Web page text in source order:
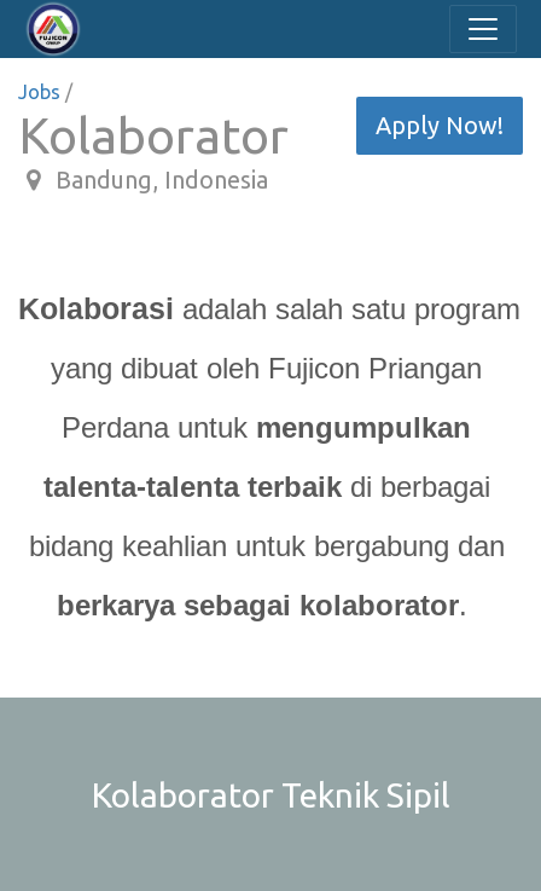
Apply Now!
Jobs /
Kolaborator
Bandung, Indonesia
Kolaborasi adalah salah satu program
yang dibuat oleh Fujicon Priangan
Perdana untuk mengumpulkan
talenta-talenta terbaik di berbagai
bidang keahlian untuk bergabung dan
berkarya sebagai kolaborator.
Kolaborator Teknik Sipil